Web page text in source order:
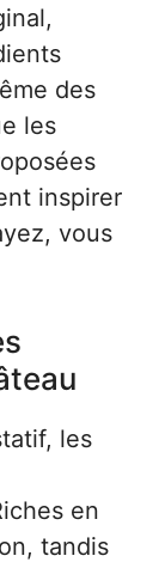
des
les
inspirer
vous
les
en
tandis